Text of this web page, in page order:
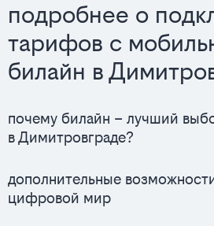
подробнее о
тарифов с
билайн в
почему билайн – лучший
в Димитровграде?
дополнительные
цифровой мир